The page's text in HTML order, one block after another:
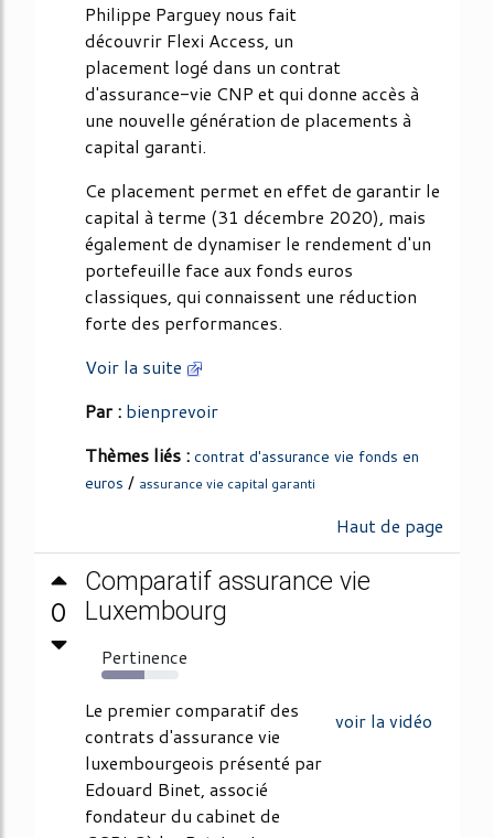
Philippe Parguey nous fait
découvrir Flexi Access, un
placement logé dans un contrat
d'assurance-vie CNP et qui donne accès à
une nouvelle génération de placements à
capital garanti.
Ce placement permet en effet de garantir le
capital à terme (31 décembre 2020), mais
également de dynamiser le rendement d'un
portefeuille face aux fonds euros
classiques, qui connaissent une réduction
forte des performances.
Voir la suite
Par : bienprevoir
Thèmes liés : contrat d'assurance vie fonds en
euros / assurance vie capital garanti
Haut de page
0
Comparatif assurance vie
Luxembourg
Pertinence
56%
voir la vidéo
Le premier comparatif des
contrats d'assurance vie
luxembourgeois présenté par
Edouard Binet, associé
fondateur du cabinet de